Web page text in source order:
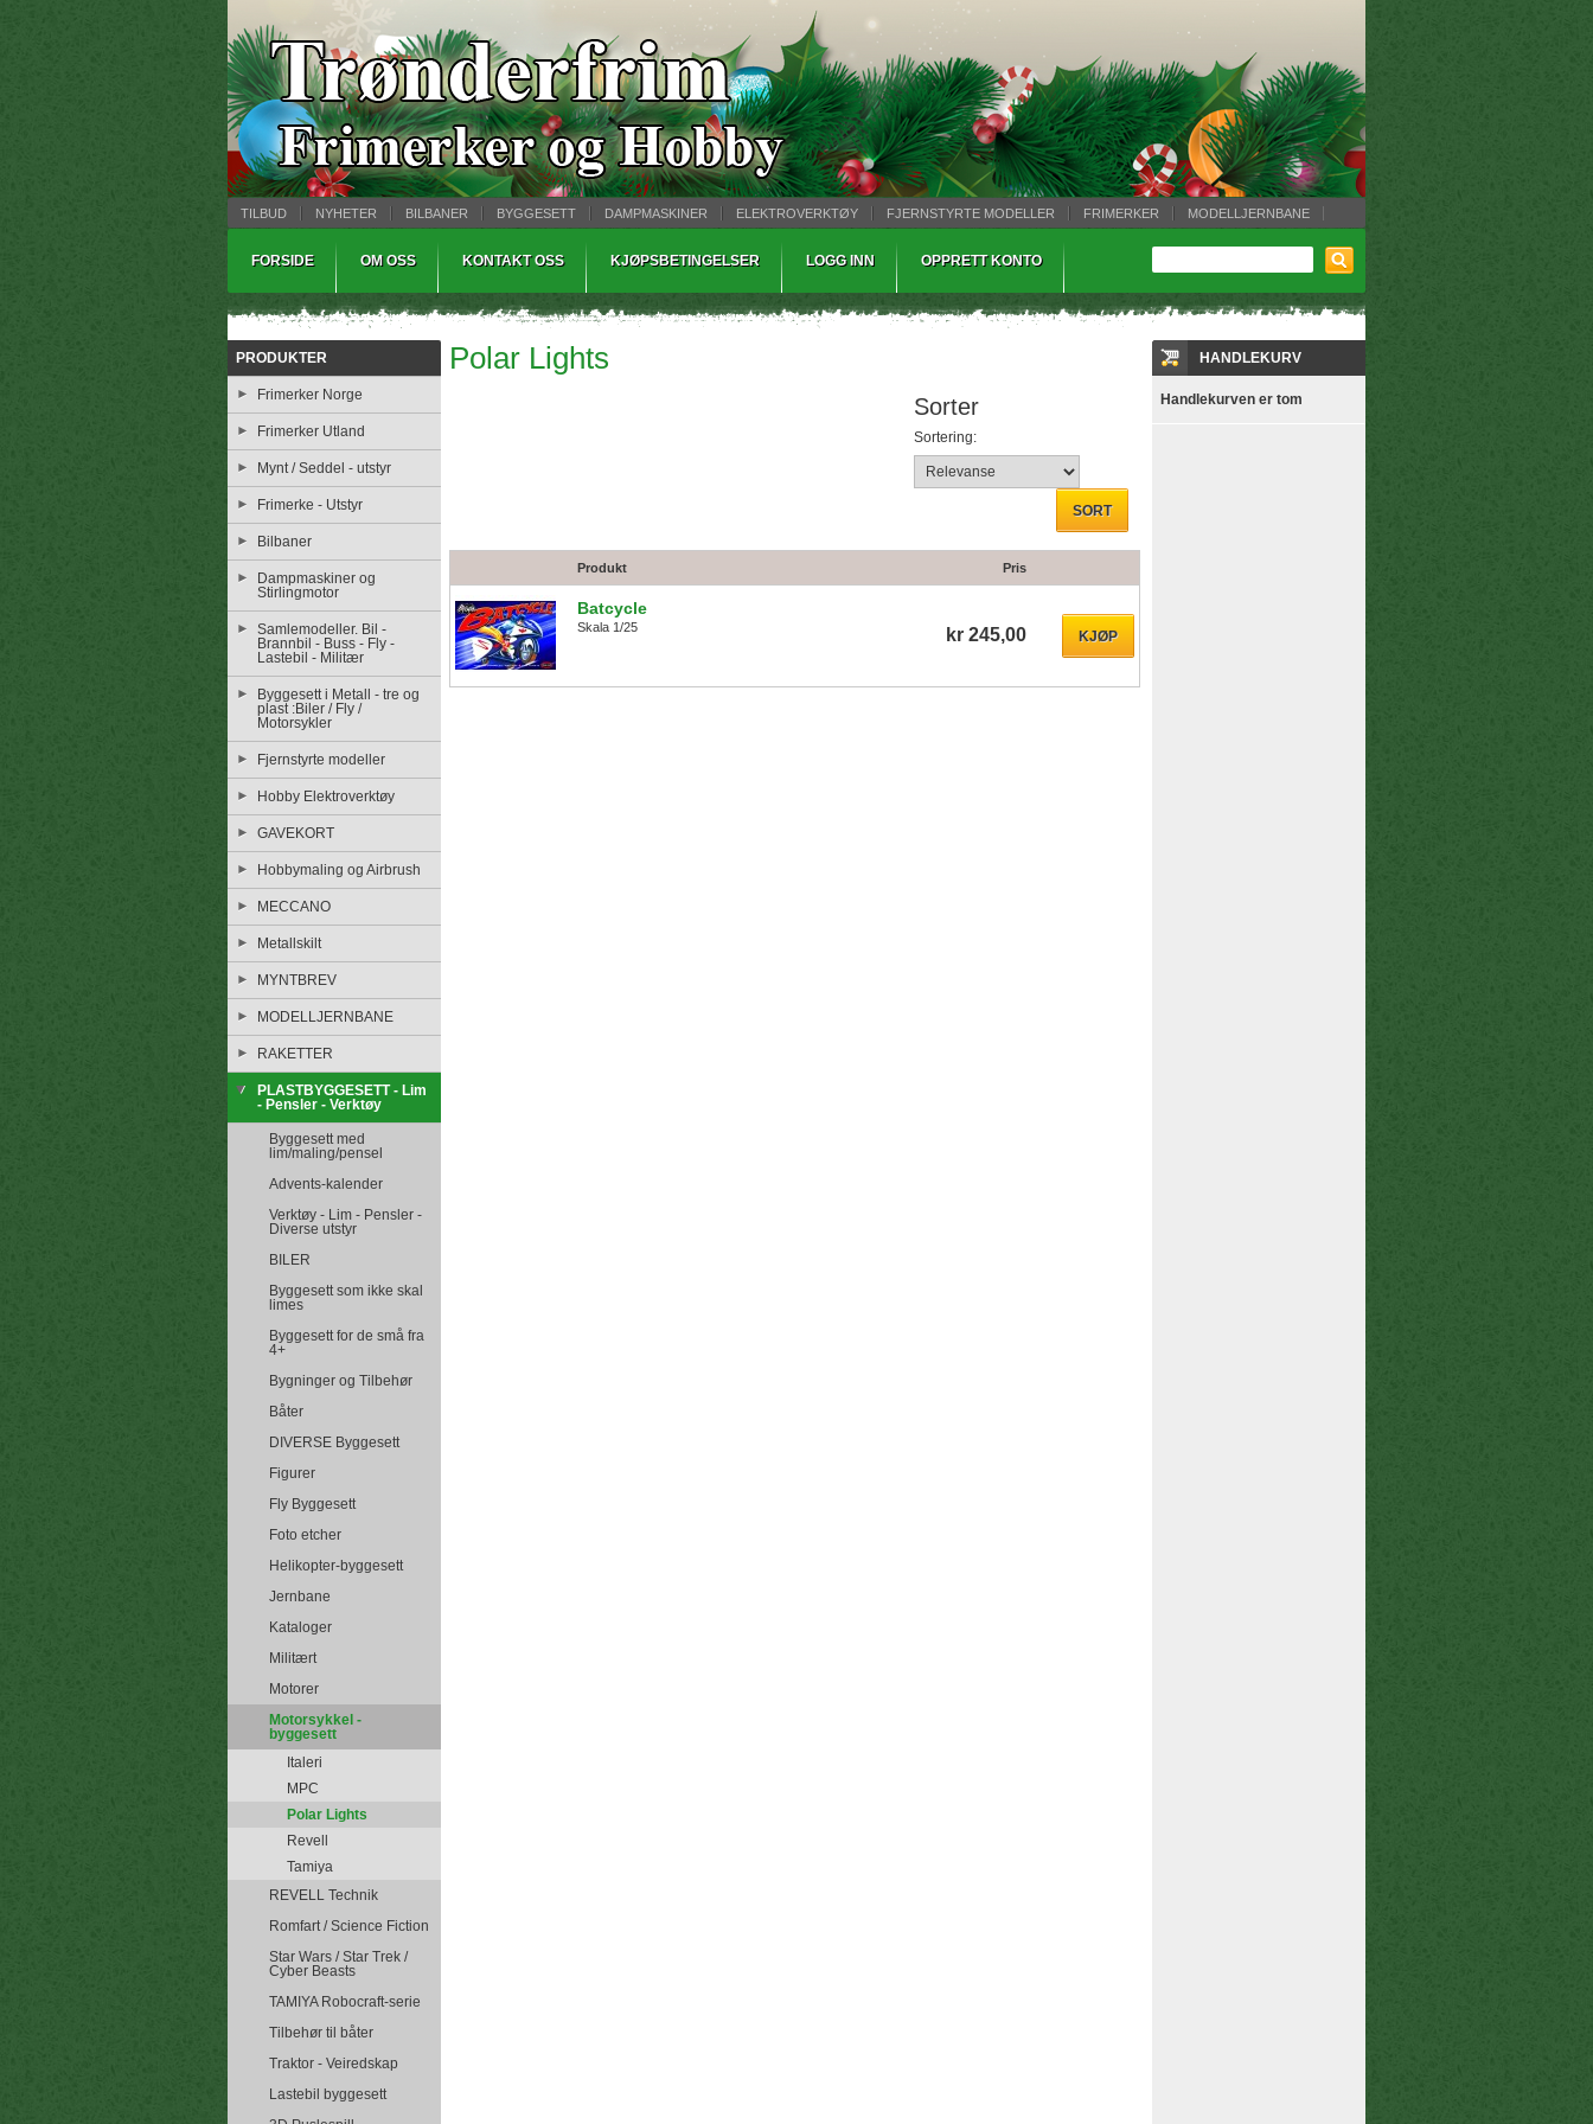
TILBUD NYHETER BILBANER BYGGESETT DAMPMASKINER ELEKTROVERKTØY FJERNSTYRTE MODELLER FRIMERKER
MODELLJERNBANE
FORSIDE OM OSS KONTAKT OSS KJØPSBETINGELSER LOGG INN OPPRETT KONTO
PRODUKTER
Frimerker Norge
Frimerker Utland
Mynt / Seddel - utstyr
Frimerke - Utstyr
Bilbaner
Dampmaskiner og
Stirlingmotor
Samlemodeller. Bil -
Brannbil - Buss - Fly -
Lastebil - Militær
Byggesett i Metall - tre og
plast :Biler / Fly /
Motorsykler
Fjernstyrte modeller
Hobby Elektroverktøy
GAVEKORT
Hobbymaling og Airbrush
MECCANO
Metallskilt
MYNTBREV
MODELLJERNBANE
RAKETTER
PLASTBYGGESETT - Lim
- Pensler - Verktøy
Byggesett med
lim/maling/pensel
Advents-kalender
Verktøy - Lim - Pensler -
Diverse utstyr
BILER
Byggesett som ikke skal
limes
Byggesett for de små fra
4+
Bygninger og Tilbehør
Båter
DIVERSE Byggesett
Figurer
Fly Byggesett
Foto etcher
Helikopter-byggesett
Jernbane
Kataloger
Militært
Motorer
Motorsykkel -
byggesett
Italeri
MPC
Polar Lights
Revell
Tamiya
REVELL Technik
Romfart / Science Fiction
Star Wars / Star Trek /
Cyber Beasts
TAMIYA Robocraft-serie
Tilbehør til båter
Traktor - Veiredskap
Lastebil byggesett
Polar Lights
Sorter
Sortering:
Produkt Pris
Batcycle
Skala 1/25 kr 245,00
HANDLEKURV
Handlekurven er tom